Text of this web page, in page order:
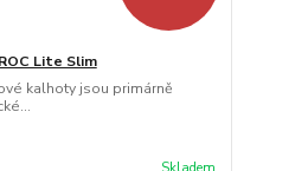
Lite Slim
kalhoty jsou primárně